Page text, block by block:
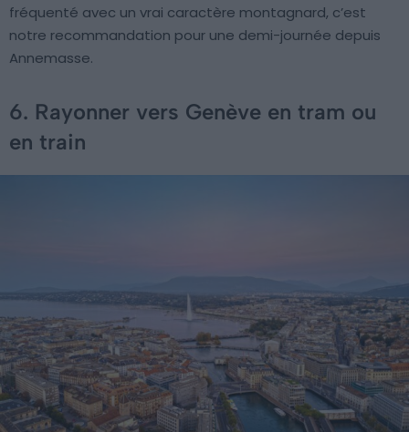
fréquenté avec un vrai caractère montagnard, c’est
notre recommandation pour une demi-journée depuis
Annemasse.
6. Rayonner vers Genève en tram ou
en train